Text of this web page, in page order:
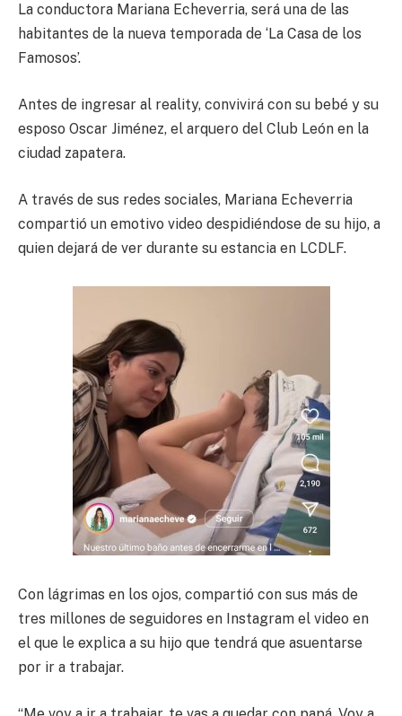
La conductora Mariana Echeverria, será una de las
habitantes de la nueva temporada de ‘La Casa de los
Famosos’.
Antes de ingresar al reality, convivirá con su bebé y su
esposo Oscar Jiménez, el arquero del Club León en la
ciudad zapatera.
A través de sus redes sociales, Mariana Echeverria
compartió un emotivo video despidiéndose de su hijo, a
quien dejará de ver durante su estancia en LCDLF.
Con lágrimas en los ojos, compartió con sus más de
tres millones de seguidores en Instagram el video en
el que le explica a su hijo que tendrá que asuentarse
por ir a trabajar.